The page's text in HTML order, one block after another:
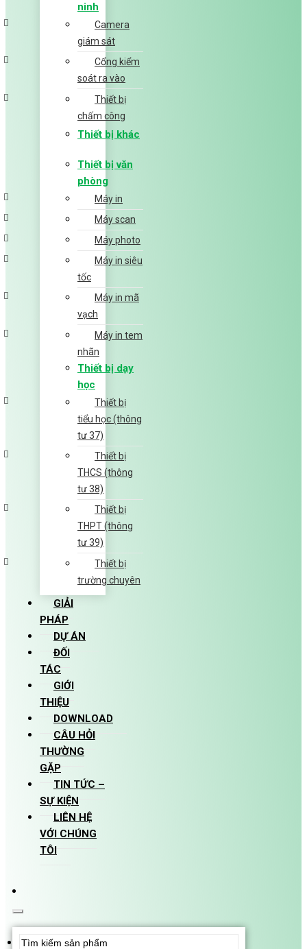
ninh
Camera
giám sát
Cổng kiểm
soát ra vào
Thiết bị
chấm công
Thiết bị khác
Thiết bị văn
phòng
Máy in
Máy scan
Máy photo
Máy in siêu
tốc
Máy in mã
vạch
Máy in tem
nhãn
Thiết bị dạy
học
Thiết bị
tiểu học (thông
tư 37)
Thiết bị
THCS (thông
tư 38)
Thiết bị
THPT (thông
tư 39)
Thiết bị
trường chuyên
GIẢI
PHÁP
DỰ ÁN
ĐỐI
TÁC
GIỚI
THIỆU
DOWNLOAD
CÂU HỎI
THƯỜNG
GẶP
TIN TỨC –
SỰ KIỆN
LIÊN HỆ
VỚI CHÚNG
TÔI
Search